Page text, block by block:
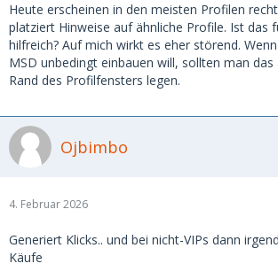
Heute erscheinen in den meisten Profilen
platziert Hinweise auf ähnliche Profile. Ist das
hilfreich? Auf mich wirkt es eher störend.
MSD unbedingt einbauen will, sollten man
Rand des Profilfensters legen.
Ojbimbo
4. Februar 2026
Generiert Klicks.. und bei nicht-VIPs dann
Käufe